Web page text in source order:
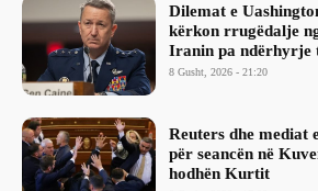
Dilemat e
kërkon rrugëdalje
Iranin pa ndërhyrje
8 Gusht, 2026 - 21:20
Reuters dhe mediat
për seancën në
hodhën Kurtit